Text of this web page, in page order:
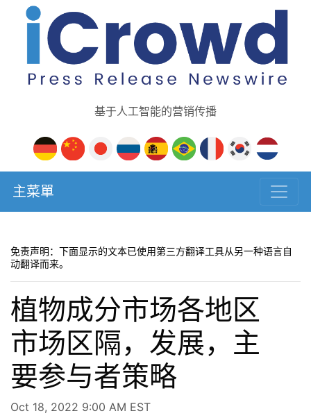
基于人工智能的营销传播
主菜單
免责声明：下面显示的文本已使用第三方翻译工具从另一种语言自
动翻译而来。
植物成分市场各地区
市场区隔，发展，主
要参与者策略
Oct 18, 2022 9:00 AM EST